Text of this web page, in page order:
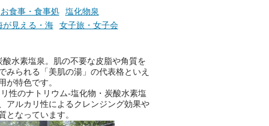
【PR】
この記事は万葉倶楽部株式会社
お食事・食事処
塩化物泉
が見える・海
女子旅・女子会
水素塩泉。肌の不要な皮脂や角質を
みられる「美肌の湯」の代表格といえ
特色です。
性のナトリウム-塩化物・炭酸水素塩
アルカリ性によるクレンジング効果や
なっています。